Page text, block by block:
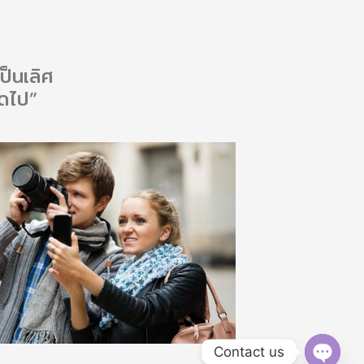
นเลิศ
ป”
Contact us